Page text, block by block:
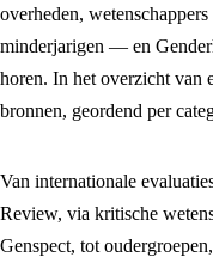
overheden,
minderjarigen — en
horen. In het overzicht van
bronnen, geordend per
Van internationale
Review, via kritische
Genspect, tot